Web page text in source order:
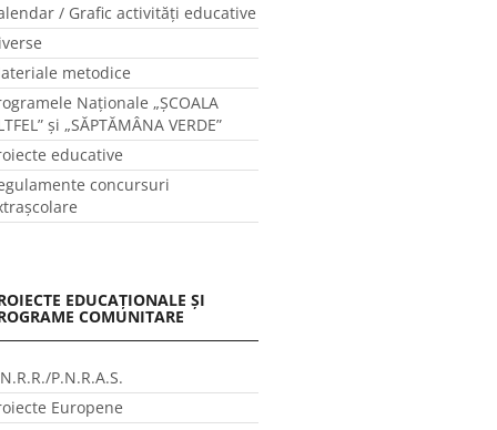
/ Grafic activităţi educative
metodice
Naţionale „ŞCOALA
și „SĂPTĂMÂNA VERDE”
educative
concursuri
EDUCAȚIONALE ȘI
COMUNITARE
P.N.R.A.S.
Europene